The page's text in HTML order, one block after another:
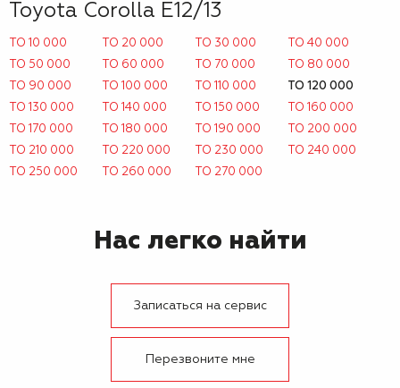
Toyota Corolla E12/13
ТО 10 000 ТО 20 000 ТО 30 000
ТО 40 000
ТО 50 000
ТО 60 000 ТО 70 000
ТО 80 000
ТО 90 000
ТО 100 000 ТО 110 000
ТО 120 000
ТО 130 000
ТО 140 000 ТО 150 000
ТО 160 000
ТО 170 000
ТО 180 000 ТО 190 000
ТО 200 000
ТО 210 000
ТО 220 000 ТО 230 000
ТО 240 000
ТО 250 000
ТО 260 000 ТО 270 000
Нас легко найти
Записаться на сервис
Перезвоните мне